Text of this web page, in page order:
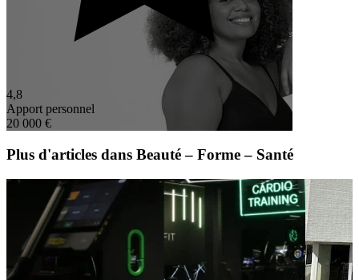
4,8
Apport personnel
20 000 €
Plus d'articles dans Beauté – Forme – Santé